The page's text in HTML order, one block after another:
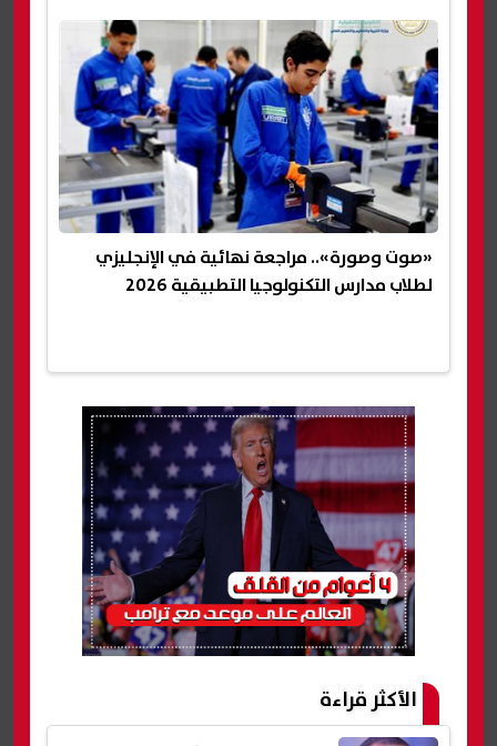
«صوت وصورة».. مراجعة نهائية في الإنجليزي
لطلاب مدارس التكنولوجيا التطبيقية 2026
الأكثر قراءة